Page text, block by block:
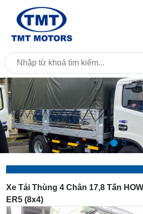
Xe Tải Thùng 4 Chân 17,8 Tấn
ER5 (8x4)